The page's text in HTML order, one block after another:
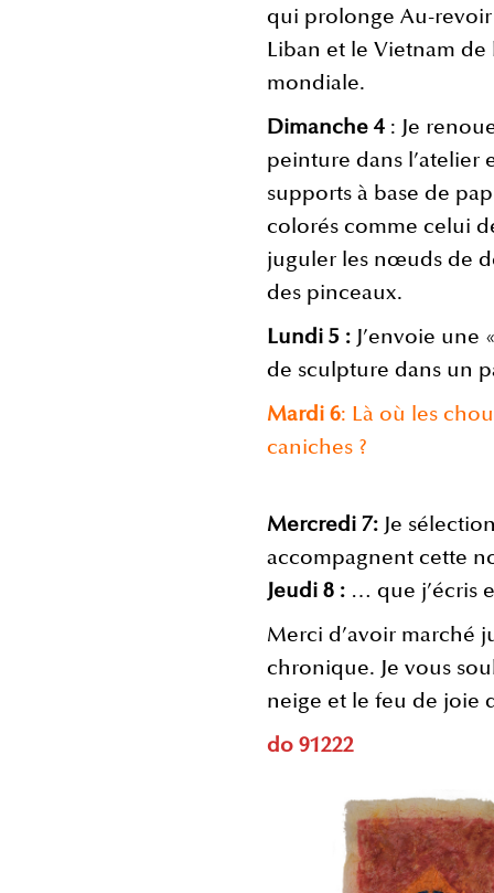
qui prolonge Au-revoir
Liban et le Vietnam de
mondiale.
Dimanche 4 : Je
peinture dans l’atelier
supports à base de
colorés comme celui
juguler les nœuds de
des pinceaux.
Lundi 5 : J’envoie
de sculpture dans un
Mardi 6: Là où les
caniches ?
Mercredi 7: Je
accompagnent cette
Jeudi 8 : … que j’écris
Merci d’avoir marché
chronique. Je vous
neige et le feu de joie
do 91222